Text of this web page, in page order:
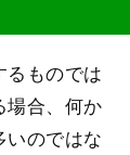
ものでは
場合、何か
いのではな